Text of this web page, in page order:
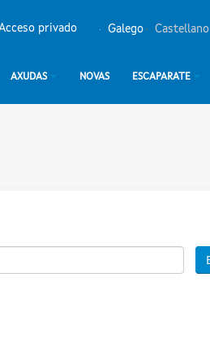
Galego Castellano
privado
AXUDAS NOVAS ESCAPARATE